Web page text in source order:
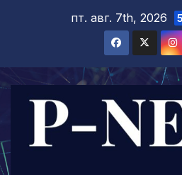
пт. авг. 7th, 2026